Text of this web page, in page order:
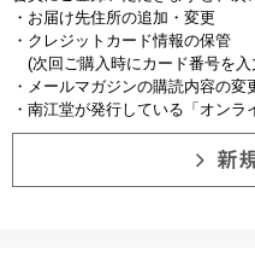
・お届け先住所の追加・変更
・クレジットカード情報の保管
(次回ご購入時にカード番号を
・メールマガジンの購読内容の変
・南江堂が発行している「オン